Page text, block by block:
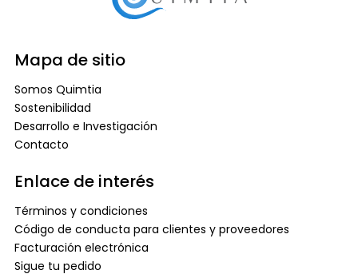
Mapa de sitio
Somos Quimtia
Sostenibilidad
Desarrollo e Investigación
Contacto
Enlace de interés
Términos y condiciones
Código de conducta para clientes y proveedores
Facturación electrónica
Sigue tu pedido